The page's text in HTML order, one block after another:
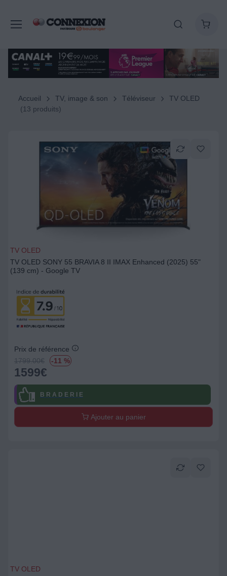
Accueil TV, image & son Téléviseur
TV OLED
(13 produits)
TV OLED
TV OLED SONY 55 BRAVIA 8 II IMAX Enhanced (2025) 55"
(139 cm) - Google TV
Prix de référence
1799.00€ -11 %
1599€
B R A D E R I E
Ajouter au panier
TV OLED